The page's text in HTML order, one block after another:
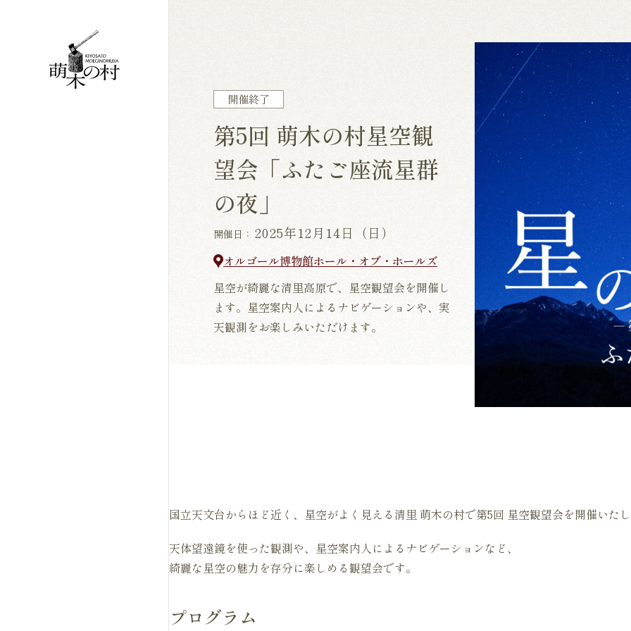
開催終了
第5回 萌木の村星空観
望会「ふたご座流星群
の夜」
開催日： 2025年12月14日（日）
オルゴール博物館ホール・オブ・ホールズ
星空が綺麗な清里高原で、星空観望会を開催し
ます。星空案内人によるナビゲーションや、実
天観測をお楽しみいただけます。
国立天文台からほど近く、星空がよく見える清里 萌木の村で第5回 星空観望会を開催いた
天体望遠鏡を使った観測や、星空案内人によるナビゲーションなど、
綺麗な星空の魅力を存分に楽しめる観望会です。
プログラム